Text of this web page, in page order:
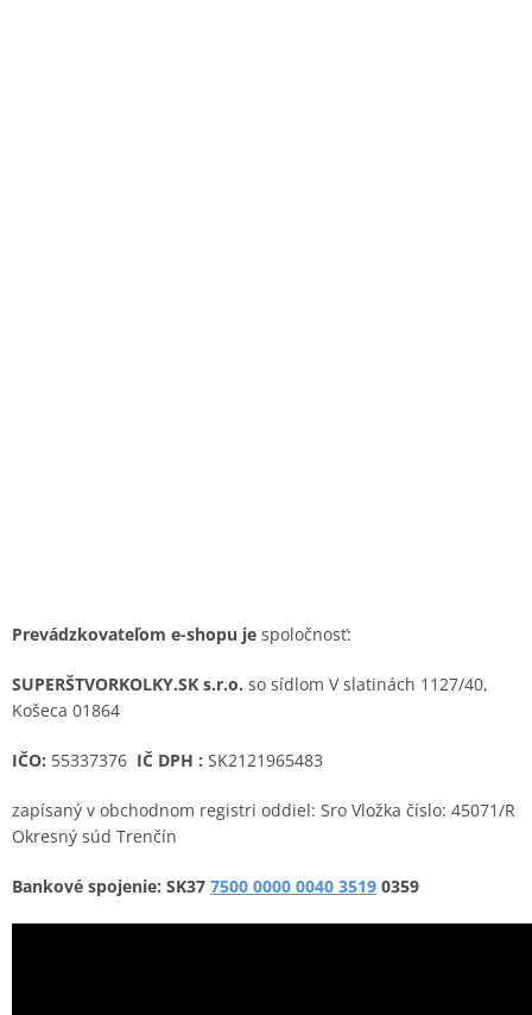
Prevádzkovateľom e-shopu je spoločnosť:
SUPERŠTVORKOLKY.SK s.r.o. so sídlom V slatinách 1127/40,
Košeca 01864
IČO: 55337376 IČ DPH : SK2121965483
zapísaný v obchodnom registri oddiel: Sro Vložka číslo: 45071/R
Okresný súd Trenčín
Bankové spojenie: SK37 7500 0000 0040 3519 0359